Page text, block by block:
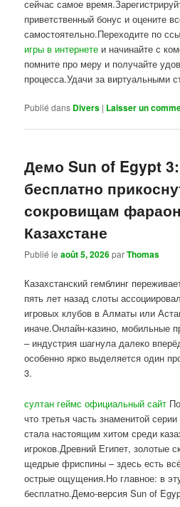
сейчас самое
приветственный бонус и оцените
самостоятельно.Переходите по
игры в интернете и начинайте с
помните про меру и получайте
процесса.Удачи за виртуальными
Publié dans Divers | Laisser un
Демо Sun of Egypt
бесплатно
сокровищам
Казахстане
Publié leaoût 5, 2026parThomas
Казахстанский гемблинг
пять лет назад слоты
игровых клубов в Алматы или
иначе.Онлайн-казино, мобильные
– индустрия шагнула далеко
особенно ярко выделяется один
3.
султан геймс официальный сайт
что третья часть знаменитой
стала настоящим хитом среди
игроков.Древний Египет, золотые
щедрые фриспины – здесь есть
острые ощущения.Но главное: в
бесплатно.Демо-версия Sun of